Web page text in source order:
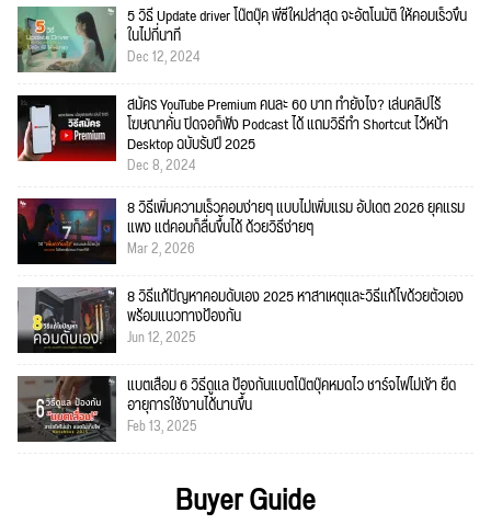
5 วิธี Update driver โน๊ตบุ๊ค พีซีใหม่ล่าสุด จะอัตโนมัติ ให้คอมเร็วขึ้น
ในไม่กี่นาที
Dec 12, 2024
สมัคร YouTube Premium คนละ 60 บาท ทำยังไง? เล่นคลิปไร้
โฆษณาคั่น ปิดจอก็ฟัง Podcast ได้ แถมวิธีทำ Shortcut ไว้หน้า
Desktop ฉบับรับปี 2025
Dec 8, 2024
8 วิธีเพิ่มความเร็วคอมง่ายๆ แบบไม่เพิ่มแรม อัปเดต 2026 ยุคแรม
แพง แต่คอมก็ลื่นขึ้นได้ ด้วยวิธีง่ายๆ
Mar 2, 2026
8 วิธีแก้ปัญหาคอมดับเอง 2025 หาสาเหตุและวิธีแก้ไขด้วยตัวเอง
พร้อมแนวทางป้องกัน
Jun 12, 2025
แบตเสื่อม 6 วิธีดูแล ป้องกันแบตโน๊ตบุ๊คหมดไว ชาร์จไฟไม่เข้า ยืด
อายุการใช้งานได้นานขึ้น
Feb 13, 2025
Buyer Guide